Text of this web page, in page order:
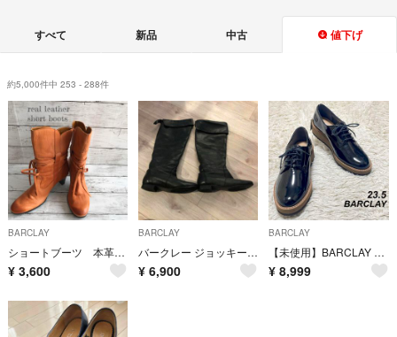
すべて 新品 中古 値下げ
約5,000件中 253 - 288件
BARCLAY
ショートブーツ 本革 2way リボン リアルレザー
¥ 3,600
BARCLAY
バークレー ジョッキーブーツ
¥ 6,900
BARCLAY
【未使用】BARCLAY レザーシューズ 本革 エナメル 黒 23.5
¥ 8,999